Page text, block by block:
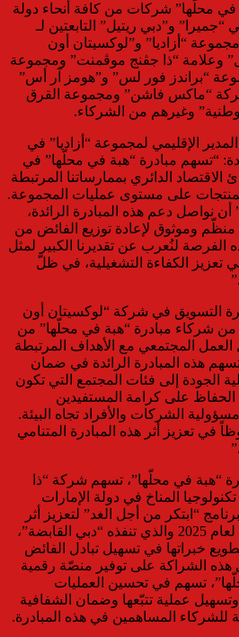
محلّها” شركات من كافة أنحاء دولة
“جميرا” و”دبي ريتيل” التابعتين لـ
“أزاديا” و”لوكسيتان أون
وعلامة “ذا جڤنج موڤمنت” ومجموعة
“براندز فور لس” و”هومز آر أس”
“ماكس فاشن” ومجموعة القرق
وغيرهم من الشركاء.
الإقليمي لمجموعة “أزاديا” في
“تسهم مبادرة “هبة في محلّها” في
الدائري بممارساتنا المرتبطة
على مستوى عمليات المجموعة.
نواصل دعم هذه المبادرة الرائدة،
منظّم وموثوق لإعادة توزيع الفائض من
الفرصة لنُعرب عن تقديرنا الكبير لمثل
تعزيز الكفاءة التشغيلية، في ظلّ
التسويق في شركة “لوكسيتان أون
شركاء مبادرة “هبة في محلّها” من
العمل المجتمعي مع الأهداف المرتبطة
هذه المبادرة الرائدة في ضمان
الجودة إلى فئات المجتمع التي تكون
على كرامة المستفيدين
الشركات والأفراد تجاه البيئة.
في تعزيز أثر هذه المبادرة المتنامي
“هبة في محلّها”، تسهم شركة “ذا
المناخ في دولة الإمارات
“ابتكر من أجل الغد” لتعزيز أثر
الشركات ذات النمو السريع لعام 2025 والذي تنفذه “دبي القابضة”،
خبراتها في تسهيل تبادل الفائض
هذه الشراكة على توفير منصّة رقمية
تسهم في تحسين العمليات
وتسهيل عملية تتبّعها وضمان الشفافية
للشركاء المساهمين في هذه المبادرة.